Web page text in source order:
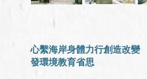
心繫海岸身體力行創造改
發環境教育省思